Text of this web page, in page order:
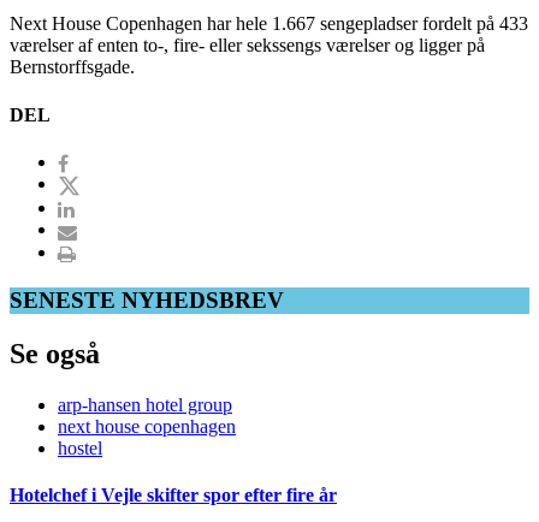
Next House Copenhagen har hele 1.667 sengepladser fordelt på 433
værelser af enten to-, fire- eller sekssengs værelser og ligger på
Bernstorffsgade.
DEL
SENESTE NYHEDSBREV
Se også
arp-hansen hotel group
next house copenhagen
hostel
Hotelchef i Vejle skifter spor efter fire år